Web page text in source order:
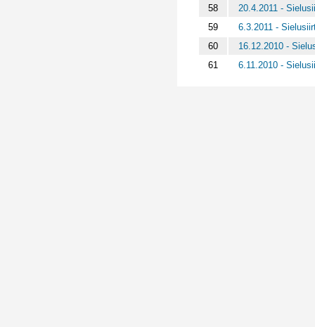
58
20.4.2011 -
59
6.3.2011 -
60
16.12.2010 -
61
6.11.2010 -